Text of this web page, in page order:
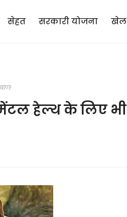
सेहत सरकारी योजना खेल
हेल्थ के लिए भी